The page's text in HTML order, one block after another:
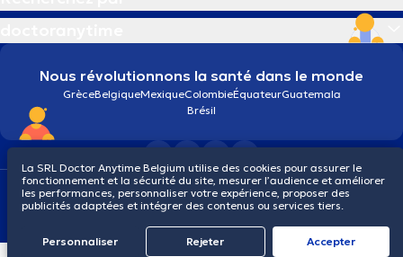
Nous révolutionnons la santé dans le monde
GrèceBelgiqueMexiqueColombieÉquateurGuatemala
Brésil
Conditions généralesCookiesPolitique de confidentialité
© 2026 doctoranytime
La SRL Doctor Anytime Belgium utilise des cookies pour assurer le
fonctionnement et la sécurité du site, mesurer l’audience et améliorer
les performances, personnaliser votre expérience, proposer des
publicités adaptées et intégrer des contenus ou services tiers.
Personnaliser Rejeter Αccepter